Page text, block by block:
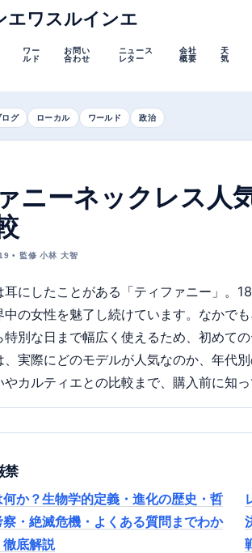
エワスルインエ
ワー
ルド
お問い
合わせ
ニュース
レター
会社
概要
天
気
ログ ローカル ワールド 政治
ニーネックレス人
• 監修 小林 大智
耳にしたことがある「ティファニー」。
中の女性を魅了し続けています。なかで
特別な日まで幅広く使えるため、初めて
、実際にどのモデルが人気なのか、年代
やカルティエとの比較まで、購入前に知
禁
何か？生物学的定義・進化の歴史・哲
察・絶滅危機・よくある質問までわか
徹底解説